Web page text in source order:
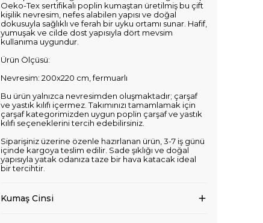
Oeko-Tex sertifikalı poplin kumaştan üretilmiş bu çift
kişilik nevresim, nefes alabilen yapısı ve doğal
dokusuyla sağlıklı ve ferah bir uyku ortamı sunar. Hafif,
yumuşak ve cilde dost yapısıyla dört mevsim
kullanıma uygundur.
Ürün Ölçüsü:
Nevresim: 200x220 cm, fermuarlı
Bu ürün yalnızca nevresimden oluşmaktadır; çarşaf
ve yastık kılıfı içermez. Takımınızı tamamlamak için
çarşaf kategorimizden uygun poplin çarşaf ve yastık
kılıfı seçeneklerini tercih edebilirsiniz.
Siparişiniz üzerine özenle hazırlanan ürün, 3-7 iş günü
içinde kargoya teslim edilir. Sade şıklığı ve doğal
yapısıyla yatak odanıza taze bir hava katacak ideal
bir tercihtir.
Kumaş Cinsi